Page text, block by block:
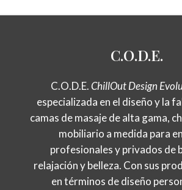
C.O.D.E.
C.O.D.E.ChillOut Design
especializada en el diseño y la
camas de masaje de alta gama,
mobiliario a medida para
profesionales y privados de
relajación y belleza. Con sus
en términos de diseño